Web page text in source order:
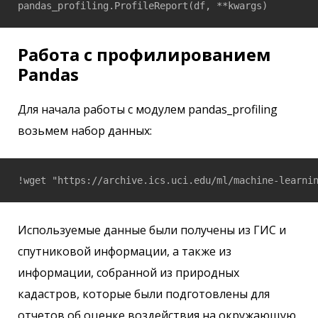
Работа с профилированием
Pandas
Для начала работы с модулем pandas_profiling
возьмем набор данных:
Используемые данные были получены из ГИС и
спутниковой информации, а также из
информации, собранной из природных
кадастров, которые были подготовлены для